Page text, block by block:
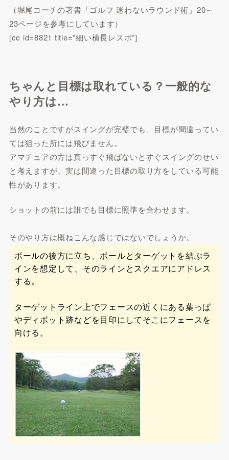
（堀尾コーチの著書「ゴルフ 迷わないラウンド術」20～
23ページを参考にしています）
[cc id=8821 title=”細い横長レスポ”]
ちゃんと目標は取れている？一般的な
やり方は…
当然のことですがスイングが完璧でも、目標が間違ってい
ては狙った所には飛びません。
アマチュアの方は真っすぐ飛ばないとすぐスイングのせい
と考えますが、実は間違った目標の取り方をしている可能
性があります。
ショットの前には誰でも目標に照準を合わせます。
そのやり方は概ねこんな感じではないでしょうか。
ボールの後方に立ち、ボールとターゲットを結ぶラ
インを想定して、そのラインとスクエアにアドレス
する。
ターゲットライン上でフェースの近くにある葉っぱ
やディボット跡などを目印にしてそこにフェースを
向ける。